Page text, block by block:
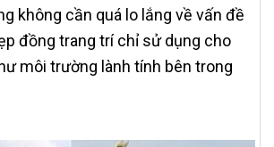
không cần quá lo lắng về vấn đề
đồng trang trí chỉ sử dụng cho
môi trường lành tính bên trong